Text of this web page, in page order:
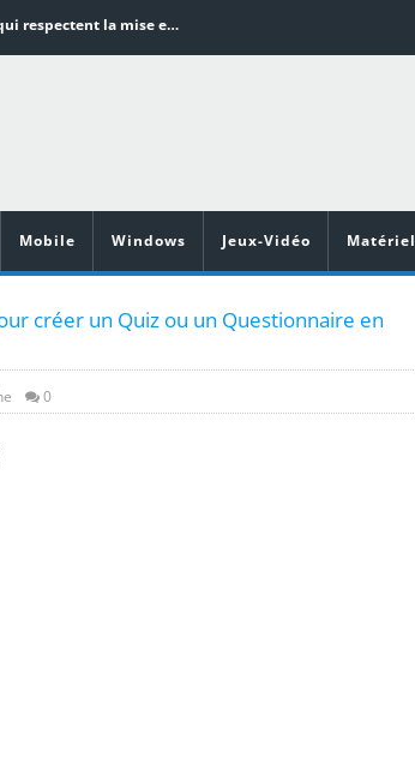
Word en PDF : les outils qui respectent la mise en page
Vidéoprojecteurs Asus : Top 6 des meilleurs modèles de la marque
Mobile Windows Jeux-Vidéo Matériel
créer un Quiz ou un Questionnaire en
0